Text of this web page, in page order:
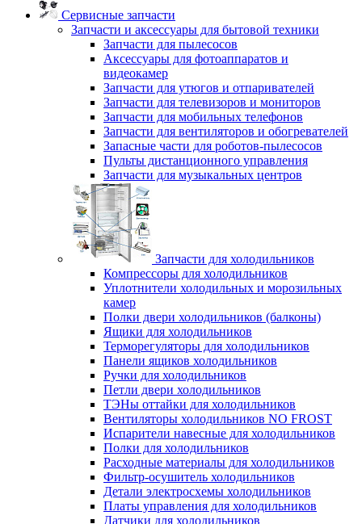
Сервисные запчасти
Запчасти и аксессуары для бытовой техники
Запчасти для пылесосов
Аксессуары для фотоаппаратов и
видеокамер
Запчасти для утюгов и отпаривателей
Запчасти для телевизоров и мониторов
Запчасти для мобильных телефонов
Запчасти для вентиляторов и обогревателей
Запасные части для роботов-пылесосов
Пульты дистанционного управления
Запчасти для музыкальных центров
Запчасти для холодильников
Компрессоры для холодильников
Уплотнители холодильных и морозильных
камер
Полки двери холодильников (балконы)
Ящики для холодильников
Терморегуляторы для холодильников
Панели ящиков холодильников
Ручки для холодильников
Петли двери холодильников
ТЭНы оттайки для холодильников
Вентиляторы холодильников NO FROST
Испарители навесные для холодильников
Полки для холодильников
Расходные материалы для холодильников
Фильтр-осушитель холодильников
Детали электросхемы холодильников
Платы управления для холодильников
Датчики для холодильников